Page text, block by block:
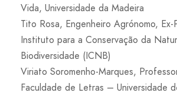
Vida, Universidade da Madeira
Tito Rosa, Engenheiro Agrónomo,
Instituto para a Conservação da
Biodiversidade (ICNB)
Viriato Soromenho-Marques,
Faculdade de Letras – Universidade